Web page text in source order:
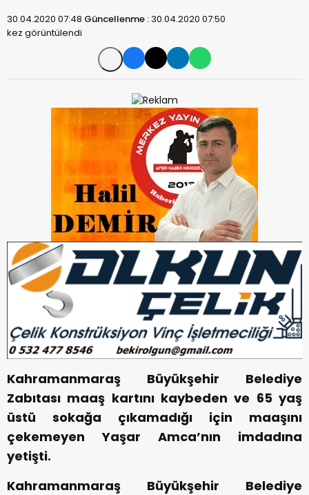
30.04.2020 07:48 Güncellenme :30.04.2020 07:50
kez görüntülendi
Kahramanmaraş Büyükşehir Belediye
Zabıtası maaş kartını kaybeden ve 65 yaş
üstü sokağa çıkamadığı için maaşını
çekemeyen Yaşar Amca’nın imdadına
yetişti.
Kahramanmaraş Büyükşehir Belediye